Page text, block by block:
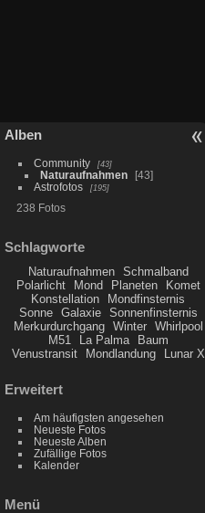
Alben
Community 43
Naturaufnahmen
43
Astrofotos
195
238 Fotos
Schlagworte
Naturaufnahmen
Schmalband
Polarlicht
Mond Planeten
Komet
Konstellation
Mondfinsternis
Sonne
Galaxie
Sonnenfinsternis
Merkurdurchgang
Winter
Whirlpool
M51
La Palma
Baum
Venustransit
Mondlandung Lunar X
Erweitert
Am häufigsten angesehen
Neueste Fotos
Neueste Alben
Zufällige Fotos
Kalender
Menü